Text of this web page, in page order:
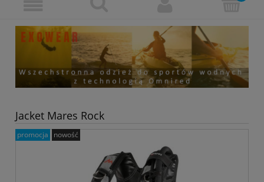
Jacket Mares Rock
promocja nowość